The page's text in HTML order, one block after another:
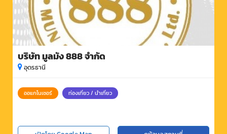
บริษัท มูลมัง 888 จำกัด
อุดรธานี
ออแกไนเซอร์ ท่องเที่ยว / นำเที่ยว